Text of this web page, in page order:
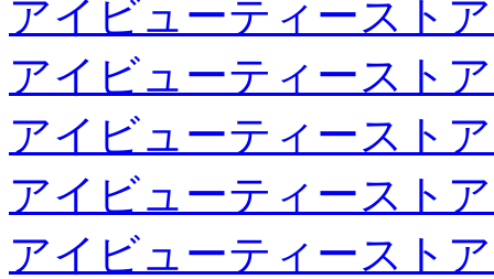
アイビューティースト
アイビューティースト
アイビューティースト
アイビューティースト
アイビューティースト